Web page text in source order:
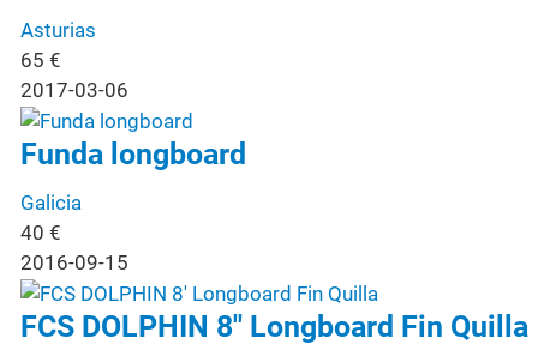
Asturias
65 €
2017-03-06
Funda longboard
Galicia
40 €
2016-09-15
FCS DOLPHIN 8" Longboard Fin Quilla